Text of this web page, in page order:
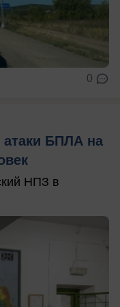
0
атаки БПЛА на
НПЗ в